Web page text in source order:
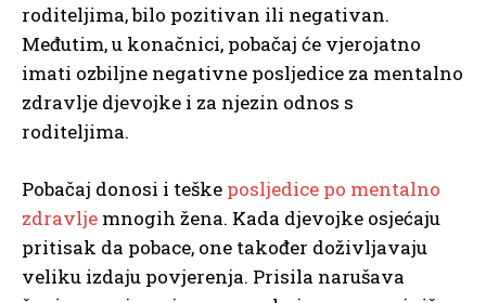
roditeljima, bilo pozitivan ili negativan.
Međutim, u konačnici, pobačaj će vjerojatno
imati ozbiljne negativne posljedice za mentalno
zdravlje djevojke i za njezin odnos s
roditeljima.
Pobačaj donosi i teške posljedice po mentalno
zdravlje mnogih žena. Kada djevojke osjećaju
pritisak da pobace, one također doživljavaju
veliku izdaju povjerenja. Prisila narušava